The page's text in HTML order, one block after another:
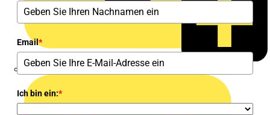
Hardy Schmitz
Email*
Ich bin ein:*